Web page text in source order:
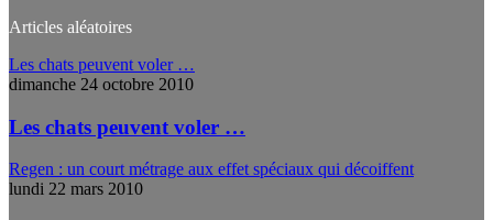
Articles aléatoires
Les chats peuvent voler …
dimanche 24 octobre 2010
Les chats peuvent voler …
Regen : un court métrage aux effet spéciaux qui décoiffent
lundi 22 mars 2010